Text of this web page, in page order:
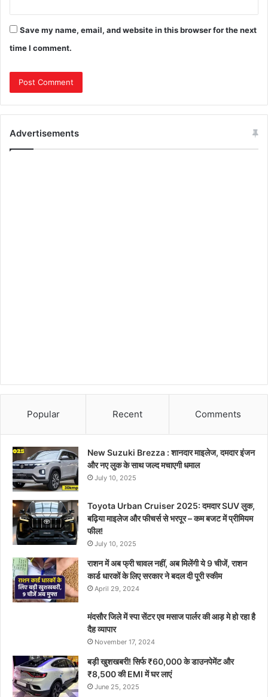
Save my name, email, and website in this browser for the next
time I comment.
Advertisements
Popular Recent Comments
New Suzuki Brezza : शानदार माइलेज, दमदार इंजन
और नए लुक के साथ जल्द मचाएगी धमाल
July 10, 2025
Toyota Urban Cruiser 2025: दमदार SUV लुक,
बढ़िया माइलेज और फीचर्स से भरपूर – कम बजट में प्रीमियम
फील!
July 10, 2025
राशन में अब फ्री चावल नहीं, अब मिलेंगी ये 9 चीजें, राशन
कार्ड धारकों के लिए सरकार ने बदल दी पूरी स्कीम
April 29, 2024
मंदसौर जिले में स्पा सेंटर एव मसाज पार्लर की आड़ मे हो रहा है
दैह व्यापार
November 17, 2024
बड़ी खुशखबरी! सिर्फ ₹60,000 के डाउनपेमेंट और
₹8,500 की EMI में घर लाएं
June 25, 2025